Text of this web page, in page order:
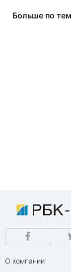
Больше по
О компании